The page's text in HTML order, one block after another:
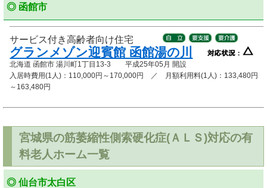
◎ 函館市
サービス付き高齢者向け住宅
グランメゾン迎賓館 函館湯の川
北海道 函館市 湯川町1丁目13-3 平成25年05月 開設
入居時費用(1人)：110,000円～170,000円 ／ 月額利用料(1人)：133,480円
～163,480円
宮城県の筋萎縮性側索硬化症(ＡＬＳ)対応の有
料老人ホーム一覧
◎ 仙台市太白区